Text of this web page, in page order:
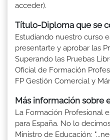
acceder).
Título-Diploma que se
Estudiando nuestro curso
presentarte y aprobar las
Superando las Pruebas
Oficial de Formación
FP Gestión Comercial y
Más información sobre
La Formación Profesional
para España. No lo
Ministro de Educación: